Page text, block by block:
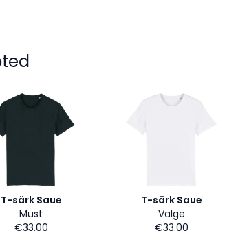
T-särk Saue
Must
€33.00
T-särk Saue
Valge
€33.00